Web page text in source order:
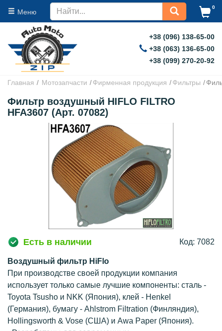
Меню
0
+38 (096) 138-65-00
+38 (063) 136-65-00
+38 (099) 270-20-92
Главная Мотозапчасти Фирменная продукция Фильтры
Фильтр воздушный HIFLO FILTRO
HFA3607 (Арт. 07082)
Есть в наличии Код: 7082
Воздушный фильтр HiFlo
При производстве своей продукции компания
использует только самые лучшие компоненты: сталь -
Toyota Tsusho и NKK (Япония), клей - Henkel
(Германия), бумагу - Ahlstrom Filtration (Финляндия),
Hollingsworth & Vose (США) и Awa Paper (Япония).